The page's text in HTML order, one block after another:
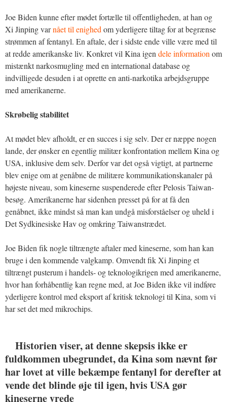
Joe Biden kunne efter mødet fortælle til offentligheden, at han og
Xi Jinping varnået til enighed om yderligere tiltag for at begrænse
strømmen af fentanyl. En aftale, der i sidste ende ville være med til
at redde amerikanske liv. Konkret vil Kina igen dele information om
mistænkt narkosmugling med en international database og
indvilligede desuden i at oprette en anti-narkotika arbejdsgruppe
med amerikanerne.
Skrøbelig stabilitet
At mødet blev afholdt, er en succes i sig selv. Der er næppe nogen
lande, der ønsker en egentlig militær konfrontation mellem Kina og
USA, inklusive dem selv. Derfor var det også vigtigt, at partnerne
blev enige om at genåbne de militære kommunikationskanaler på
højeste niveau, som kineserne suspenderede efter Pelosis Taiwan-
besøg. Amerikanerne har sidenhen presset på for at få den
genåbnet, ikke mindst så man kan undgå misforståelser og uheld i
Det Sydkinesiske Hav og omkring Taiwanstrædet.
Joe Biden fik nogle tiltrængte aftaler med kineserne, som han kan
bruge i den kommende valgkamp. Omvendt fik Xi Jinping et
tiltrængt pusterum i handels- og teknologikrigen med amerikanerne,
hvor han forhåbentlig kan regne med, at Joe Biden ikke vil indføre
yderligere kontrol med eksport af kritisk teknologi til Kina, som vi
har set det med mikrochips.
Historien viser, at denne skepsis ikke er
fuldkommen ubegrundet, da Kina som nævnt før
har lovet at ville bekæmpe fentanyl for derefter at
vende det blinde øje til igen, hvis USA gør
kineserne vrede